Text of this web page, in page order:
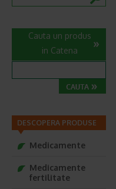
Cauta un produs
in Catena
DESCOPERA PRODUSE
Medicamente
Medicamente
fertilitate